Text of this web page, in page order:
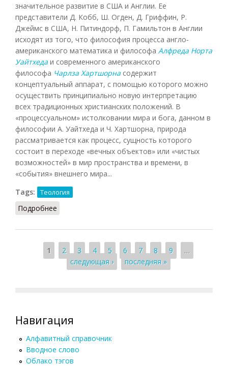
значительное развитие в США и Англии. Ее
представители Д. Кобб, Ш. Огден, Д. Гриффин, Р.
Джеймс в США, Н. Питиндорф, П. Гамильтон в Англии
исходят из того, что философия процесса англо-
американского математика и философа Алфреда Норта
Уайтхеда и современного американского
философа Чарлза Хартшорна содержит
концептуальный аппарат, с помощью которого можно
осуществить принципиально новую интерпретацию
всех традиционных христианских положений. В
«процессуальном» истолковании мира и бога, данном в
философии А. Уайтхеда и Ч. Хартшорна, природа
рассматривается как процесс, сущность которого
состоит в переходе «вечных объектов» или «чистых
возможностей» в мир пространства и времени, в
«события» внешнего мира...
Tags:
Теология
Подробнее
Страницы
1 2 3 4 5 6 7 8 9
…
следующая ›
последняя »
Навигация
Алфавитный справочник
Вводное слово
Облако тэгов